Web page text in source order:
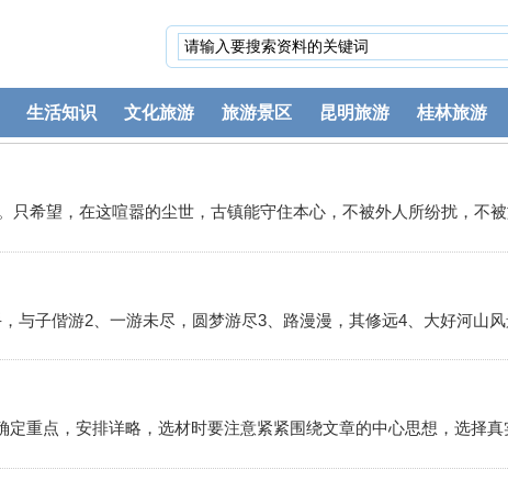
生活知识 文化旅游 旅游景区 昆明旅游 桂林旅游